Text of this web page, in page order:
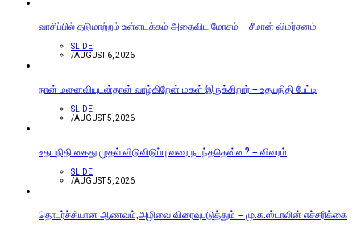
வாசிப்பில் தடுமாற்றம் உள்ளடக்கம் அதைவிட மோசம் – சீமான் விமர்சனம்
SLIDE
/AUGUST 6, 2026
நான் மனைவியுடன்தான் வாழ்கிறேன் மகள் இருக்கிறார் – உதயநிதி பேட்டி
SLIDE
/AUGUST 5, 2026
உதயநிதி கைது முதல் விடுவிடுப்பு வரை நடந்ததென்ன? – விவரம்
SLIDE
/AUGUST 5, 2026
தொடர்ச்சியான ஆணவம்,அழிவை விரைவுபடுத்தும் – மு.க.ஸ்டாலின் எச்சரிக்கை